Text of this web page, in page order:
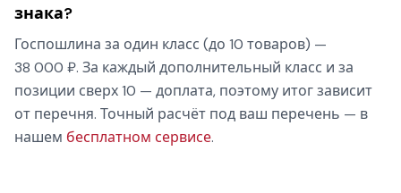
знака?
Госпошлина за один класс (до 10 товаров) —
38 000 ₽. За каждый дополнительный класс и за
позиции сверх 10 — доплата, поэтому итог зависит
от перечня. Точный расчёт под ваш перечень — в
нашем бесплатном сервисе.